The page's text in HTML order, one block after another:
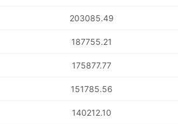
203085.49
187755.21
175877.77
151785.56
140212.10